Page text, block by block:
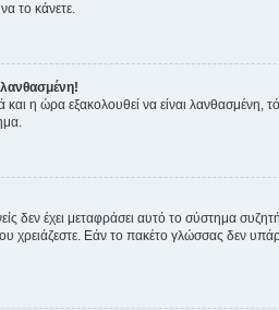
το κάνετε.
και η ώρα εξακολουθεί να είναι
δεν έχει μεταφράσει αυτό το σύστημα
Εάν το πακέτο γλώσσας δεν